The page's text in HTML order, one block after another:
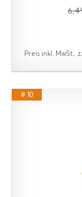
Preis inkl. MwSt.,
# 10